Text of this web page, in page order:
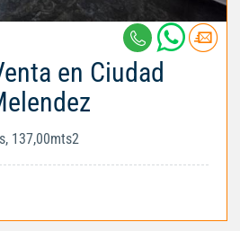
en Ciudad
137,00mts2